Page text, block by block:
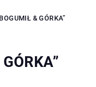
& GÓRKA”